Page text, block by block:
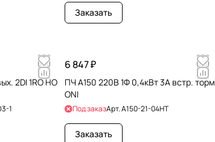
Заказать
2DI 1RO НО
1
6 847 ₽
ПЧ A150 220В 1Ф 0,4кВт 3А встр. торм
ONI
Под заказАрт.A150-21-04HT
Заказать